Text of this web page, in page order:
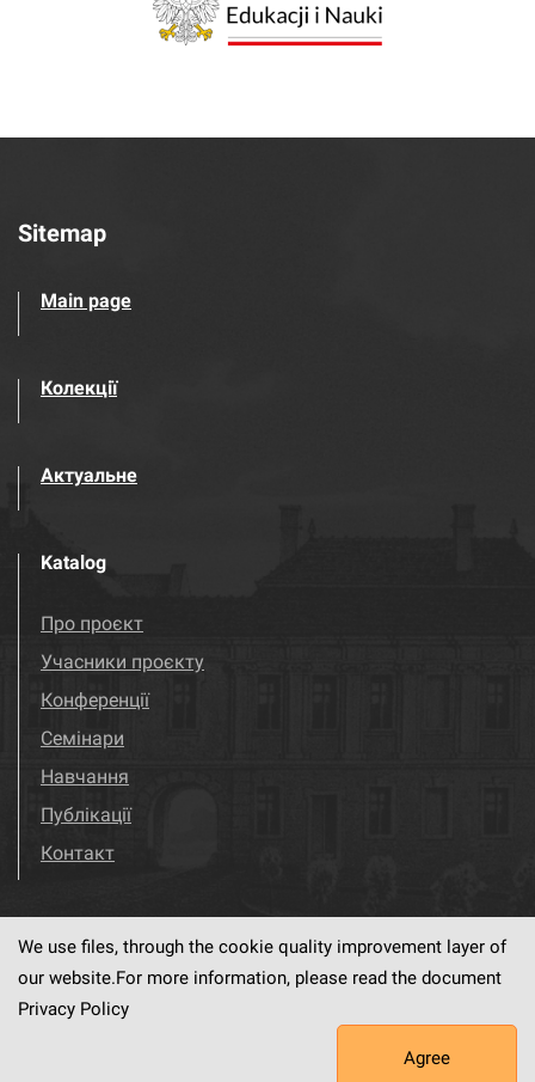
Sitemap
Main page
Колекції
Актуальне
Katalog
Про проєкт
Учасники проєкту
Конференції
Семінари
Навчання
Публікації
Контакт
Visit us! Facebook
software created by
We use files, through the cookie quality improvement layer of
our website.For more information, please read the document
Privacy Policy
Agree